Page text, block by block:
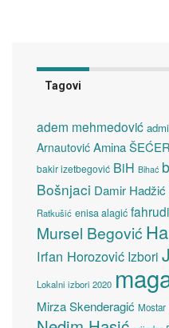
Tagovi
adem mehmedović
Arnautović Amina
bakir izetbegović BiH Bihać
Bošnjaci Damir Hadžić
Ratkušić enisa alagić
Mursel Begović
Irfan Horozović Izbori
Lokalni izbori 2020
Mirza Skenderagić Mostar